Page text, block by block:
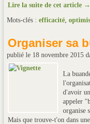
Lire la suite de cet article →
Mots-clés : efficacité,
Organiser sa
publié le 18 novembre 2015
La
d'avoir
appeler
organise
Mais que trouve-t'on dans